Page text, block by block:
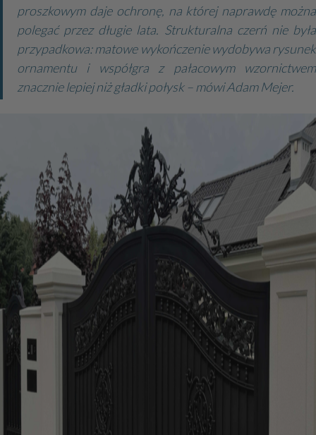
proszkowym daje ochronę, na której naprawdę można
polegać przez długie lata. Strukturalna czerń nie była
przypadkowa: matowe wykończenie wydobywa rysunek
ornamentu i współgra z pałacowym wzornictwem
znacznie lepiej niż gładki połysk – mówi Adam Mejer.